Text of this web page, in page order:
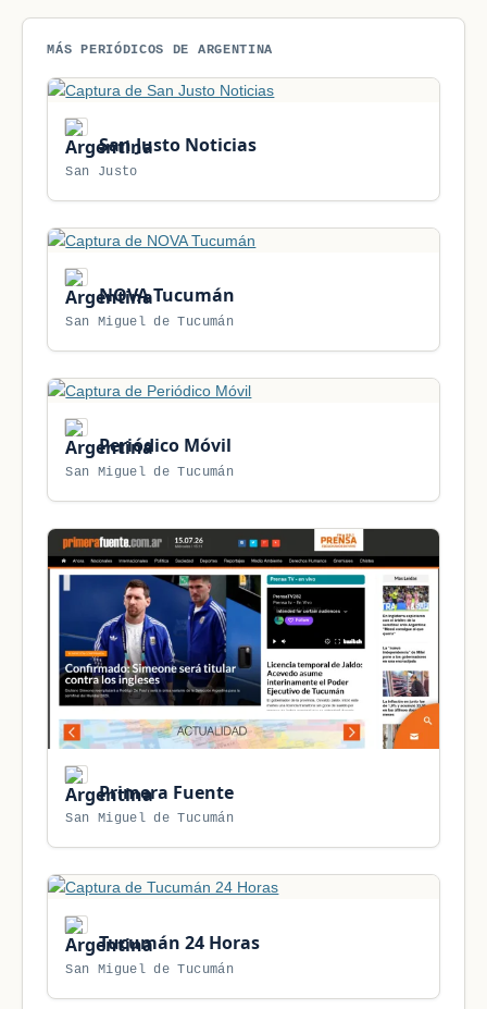
MÁS PERIÓDICOS DE ARGENTINA
San Justo Noticias
San Justo
NOVA Tucumán
San Miguel de Tucumán
Periódico Móvil
San Miguel de Tucumán
Primera Fuente
San Miguel de Tucumán
Tucumán 24 Horas
San Miguel de Tucumán